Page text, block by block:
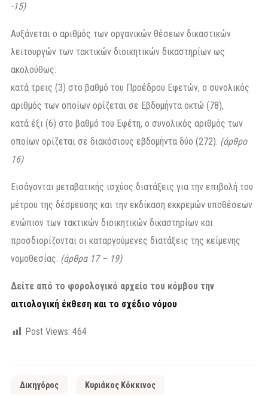
-15)
Αυξάνεται ο αριθμός των οργανικών θέσεων δικαστικών
λειτουργών των τακτικών διοικητικών δικαστηρίων ως
ακολούθως:
κατά τρεις (3) στο βαθμό του Προέδρου Εφετών, ο συνολικός
αριθμός των οποίων ορίζεται σε Εβδομήντα οκτώ (78),
κατά έξι (6) στο βαθμό του Εφέτη, ο συνολικός αριθμός των
οποίων ορίζεται σε διακόσιους εβδομήντα δύο (272). (άρθρο
16)
Εισάγονται μεταβατικής ισχύος διατάξεις για την επιβολή του
μέτρου της δέσμευσης και την εκδίκαση εκκρεμών υποθέσεων
ενώπιον των τακτικών διοικητικών δικαστηρίων και
προσδιορίζονται οι καταργούμενες διατάξεις της κείμενης
νομοθεσίας. (άρθρα 17 – 19)
Δείτε από το φορολογικό αρχείο του κόμβου την
αιτιολογική έκθεση και το σχέδιο νόμου
Post Views: 464
Δικηγόρος Κυριάκος Κόκκινος